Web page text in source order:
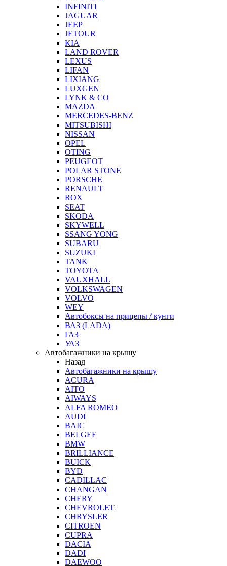
INFINITI
JAGUAR
JEEP
JETOUR
KIA
LAND ROVER
LEXUS
LIFAN
LIXIANG
LUXGEN
LYNK & CO
MAZDA
MERCEDES-BENZ
MITSUBISHI
NISSAN
OPEL
OTING
PEUGEOT
POLAR STONE
PORSCHE
RENAULT
ROX
SEAT
SKODA
SKYWELL
SSANG YONG
SUBARU
SUZUKI
TANK
TOYOTA
VAUXHALL
VOLKSWAGEN
VOLVO
WEY
Автобоксы на прицепы / кунги
ВАЗ (LADA)
ГАЗ
УАЗ
Автобагажники на крышу
Назад
Автобагажники на крышу
ACURA
AITO
AIWAYS
ALFA ROMEO
AUDI
BAIC
BELGEE
BMW
BRILLIANCE
BUICK
BYD
CADILLAC
CHANGAN
CHERY
CHEVROLET
CHRYSLER
CITROEN
CUPRA
DACIA
DADI
DAEWOO